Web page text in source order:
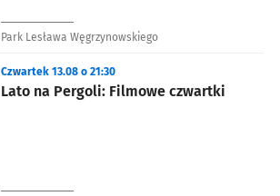
Park Lesława Węgrzynowskiego
Lato na Pergoli: Filmowe czwartki
Czwartek 13.08 o 21:30